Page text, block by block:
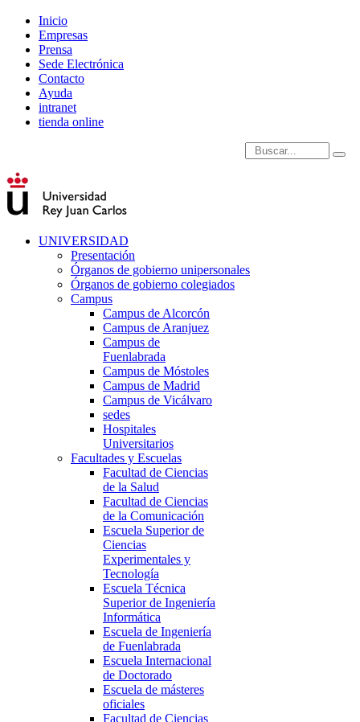
Inicio
Empresas
Prensa
Sede Electrónica
Contacto
Ayuda
intranet
tienda online
Introduce términos de
UNIVERSIDAD
Presentación
Órganos de gobierno unipersonales
Órganos de gobierno colegiados
Campus
Campus de Alcorcón
Campus de Aranjuez
Campus de
Fuenlabrada
Campus de Móstoles
Campus de Madrid
Campus de Vicálvaro
sedes
Hospitales
Universitarios
Facultades y Escuelas
Facultad de Ciencias
de la Salud
Facultad de Ciencias
de la Comunicación
Escuela Superior de
Ciencias
Experimentales y
Tecnología
Escuela Técnica
Superior de Ingeniería
Informática
Escuela de Ingeniería
de Fuenlabrada
Escuela Internacional
de Doctorado
Escuela de másteres
oficiales
Facultad de Ciencias